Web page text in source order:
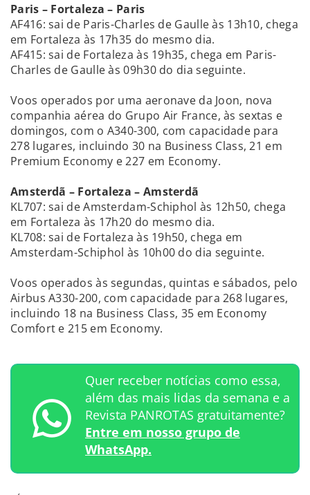
Paris – Fortaleza – Paris
AF416: sai de Paris-Charles de Gaulle às 13h10, chega
em Fortaleza às 17h35 do mesmo dia.
AF415: sai de Fortaleza às 19h35, chega em Paris-
Charles de Gaulle às 09h30 do dia seguinte.
Voos operados por uma aeronave da Joon, nova
companhia aérea do Grupo Air France, às sextas e
domingos, com o A340-300, com capacidade para
278 lugares, incluindo 30 na Business Class, 21 em
Premium Economy e 227 em Economy.
Amsterdã – Fortaleza – Amsterdã
KL707: sai de Amsterdam-Schiphol às 12h50, chega
em Fortaleza às 17h20 do mesmo dia.
KL708: sai de Fortaleza às 19h50, chega em
Amsterdam-Schiphol às 10h00 do dia seguinte.
Voos operados às segundas, quintas e sábados, pelo
Airbus A330-200, com capacidade para 268 lugares,
incluindo 18 na Business Class, 35 em Economy
Comfort e 215 em Economy.
Quer receber notícias como essa,
além das mais lidas da semana e a
Revista PANROTAS gratuitamente?
Entre em nosso grupo de
WhatsApp.